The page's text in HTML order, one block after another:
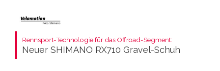
Rennsport-Technologie für das Offroad-Segment:
Neuer SHIMANO RX710 Gravel-Schuh